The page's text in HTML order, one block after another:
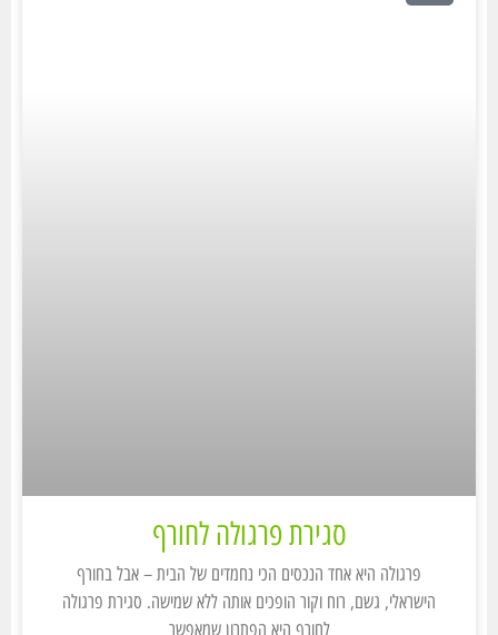
סגירת פרגולה לחורף
פרגולה היא אחד הנכסים הכי נחמדים של הבית – אבל בחורף
הישראלי, גשם, רוח וקור הופכים אותה ללא שמישה. סגירת פרגולה
לחורף היא הפתרון שמאפשר